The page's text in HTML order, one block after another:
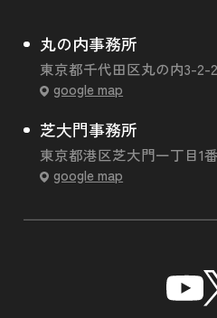
丸の内事務所
東京都千代田区丸の内3-2-
google map
芝大門事務所
東京都港区芝大門一丁目1
google map